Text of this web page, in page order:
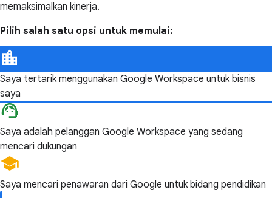
memaksimalkan kinerja.
Pilih salah satu opsi untuk memulai:
Saya tertarik menggunakan Google Workspace untuk bisnis
saya
Saya adalah pelanggan Google Workspace yang sedang
mencari dukungan
Saya mencari penawaran dari Google untuk bidang pendidikan